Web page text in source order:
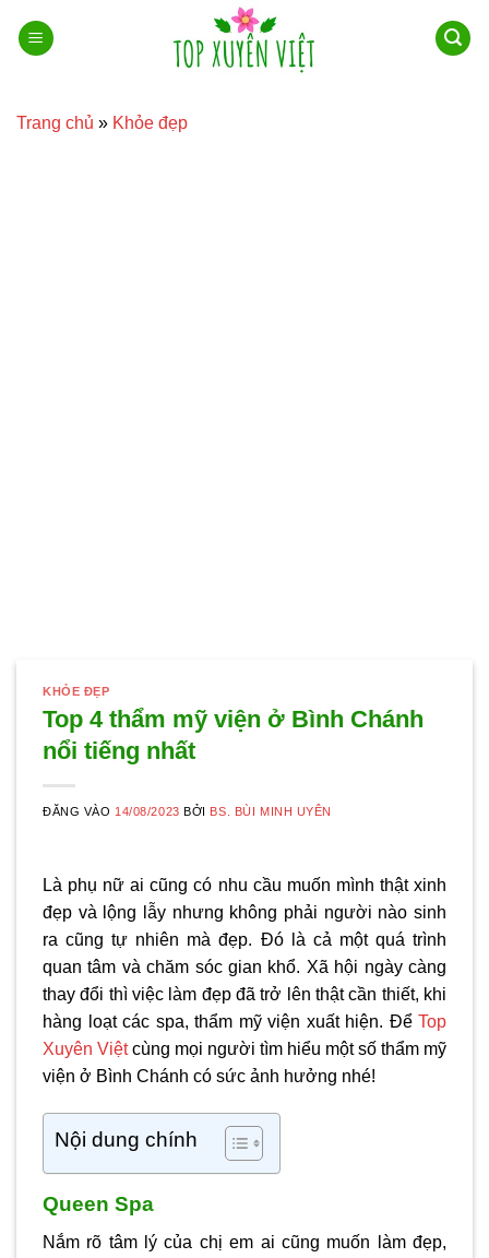
qua
Trang chủ » Khỏe đẹp
KHỎE ĐẸP
Top 4 thẩm mỹ viện ở Bình Chánh
nổi tiếng nhất
ĐĂNG VÀO 14/08/2023 BỞI BS. BÙI MINH UYÊN
Là phụ nữ ai cũng có nhu cầu muốn mình thật xinh
đẹp và lộng lẫy nhưng không phải người nào sinh
ra cũng tự nhiên mà đẹp. Đó là cả một quá trình
quan tâm và chăm sóc gian khổ. Xã hội ngày càng
thay đổi thì việc làm đẹp đã trở lên thật cần thiết, khi
hàng loạt các spa, thẩm mỹ viện xuất hiện. Để Top
Xuyên Việtcùng mọi người tìm hiểu một số thẩm mỹ
viện ở Bình Chánh có sức ảnh hưởng nhé!
Nội dung chính
Queen Spa
Nắm rõ tâm lý của chị em ai cũng muốn làm đẹp,